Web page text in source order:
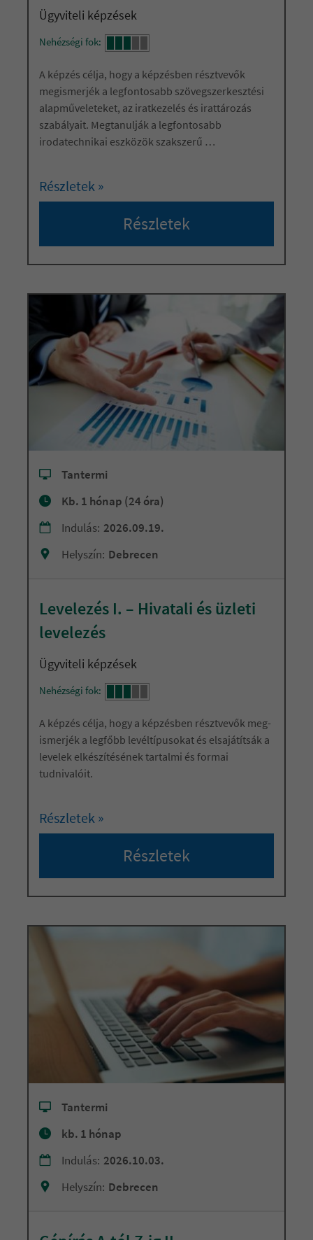
Ügyviteli képzések
Nehézségi fok:
A képzés célja, hogy a képzésben résztvevők
megismerjék a legfontosabb szövegszerkesztési
alapműveleteket, az iratkezelés és irattározás
szabályait. Megtanulják a legfontosabb
irodatechnikai eszközök szakszerű …
Részletek »
Részletek
Tantermi
Kb. 1 hónap (24 óra)
Indulás: 2026.09.19.
Helyszín: Debrecen
Levelezés I. – Hivatali és üzleti
levelezés
Ügyviteli képzések
Nehézségi fok:
A képzés célja, hogy a képzésben résztvevők meg-
ismerjék a legfőbb levéltípusokat és elsajátítsák a
levelek elkészítésének tartalmi és formai
tudnivalóit.
Részletek »
Részletek
Tantermi
kb. 1 hónap
Indulás: 2026.10.03.
Helyszín: Debrecen